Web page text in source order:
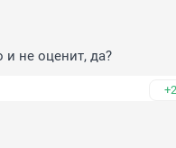
и не оценит, да?
+2